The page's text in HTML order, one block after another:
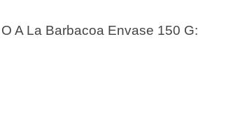
A La Barbacoa Envase 150 G: